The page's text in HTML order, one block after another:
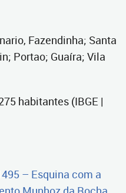
Fazendinha; Santa
Portao; Guaíra; Vila
habitantes (IBGE |
– Esquina com a